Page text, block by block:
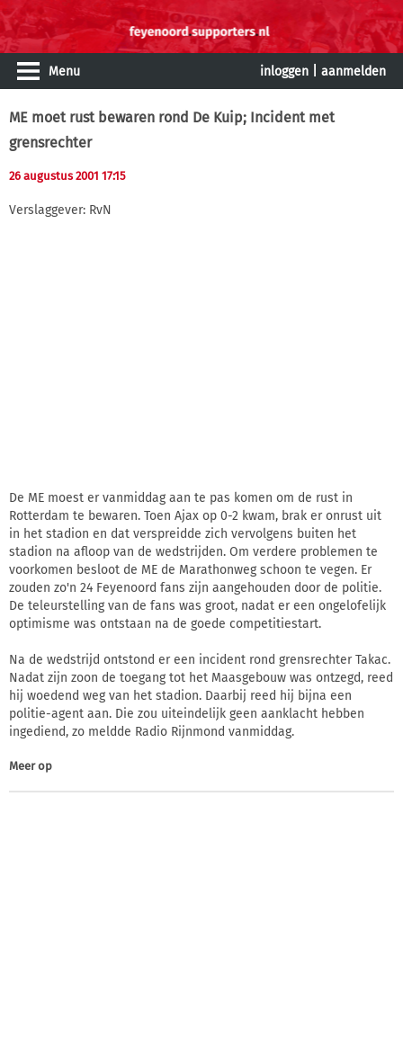
Menu inloggen aanmelden
ME moet rust bewaren rond De Kuip; Incident met
grensrechter
26 augustus 2001 17:15
Verslaggever: RvN
De ME moest er vanmiddag aan te pas komen om de rust in
Rotterdam te bewaren. Toen Ajax op 0-2 kwam, brak er onrust uit
in het stadion en dat verspreidde zich vervolgens buiten het
stadion na afloop van de wedstrijden. Om verdere problemen te
voorkomen besloot de ME de Marathonweg schoon te vegen. Er
zouden zo'n 24 Feyenoord fans zijn aangehouden door de politie.
De teleurstelling van de fans was groot, nadat er een ongelofelijk
optimisme was ontstaan na de goede competitiestart.
Na de wedstrijd ontstond er een incident rond grensrechter Takac.
Nadat zijn zoon de toegang tot het Maasgebouw was ontzegd, reed
hij woedend weg van het stadion. Daarbij reed hij bijna een
politie-agent aan. Die zou uiteindelijk geen aanklacht hebben
ingediend, zo meldde Radio Rijnmond vanmiddag.
Meer op